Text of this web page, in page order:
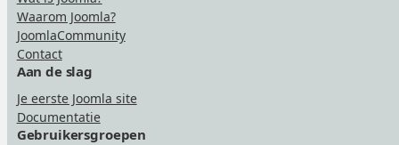
Waarom Joomla?
JoomlaCommunity
Contact
Aan de slag
Je eerste Joomla site
Documentatie
Gebruikersgroepen